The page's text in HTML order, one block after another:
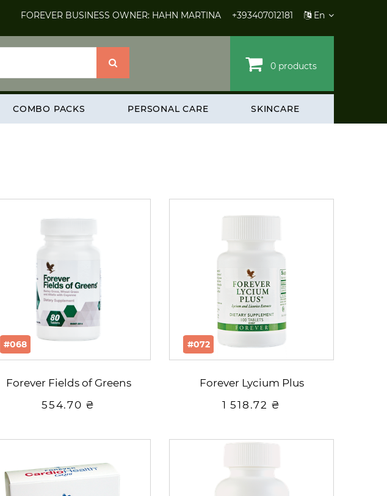
FOREVER BUSINESS OWNER: HAHN MARTINA +393407012181 En
0 products
COMBO PACKS PERSONAL CARE SKINCARE
#068
Forever Fields of Greens
554.70 ₴
#072
Forever Lycium Plus
1 518.72 ₴